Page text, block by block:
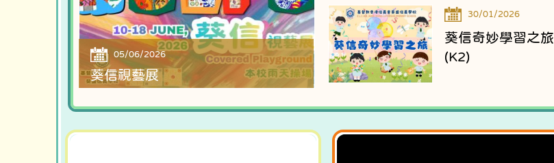
05/06/2026
葵信視藝展
30/01/2026
葵信奇妙學習之旅
(K2)